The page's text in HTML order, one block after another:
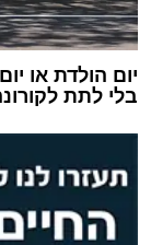
יום הולדת או
בלי לתת